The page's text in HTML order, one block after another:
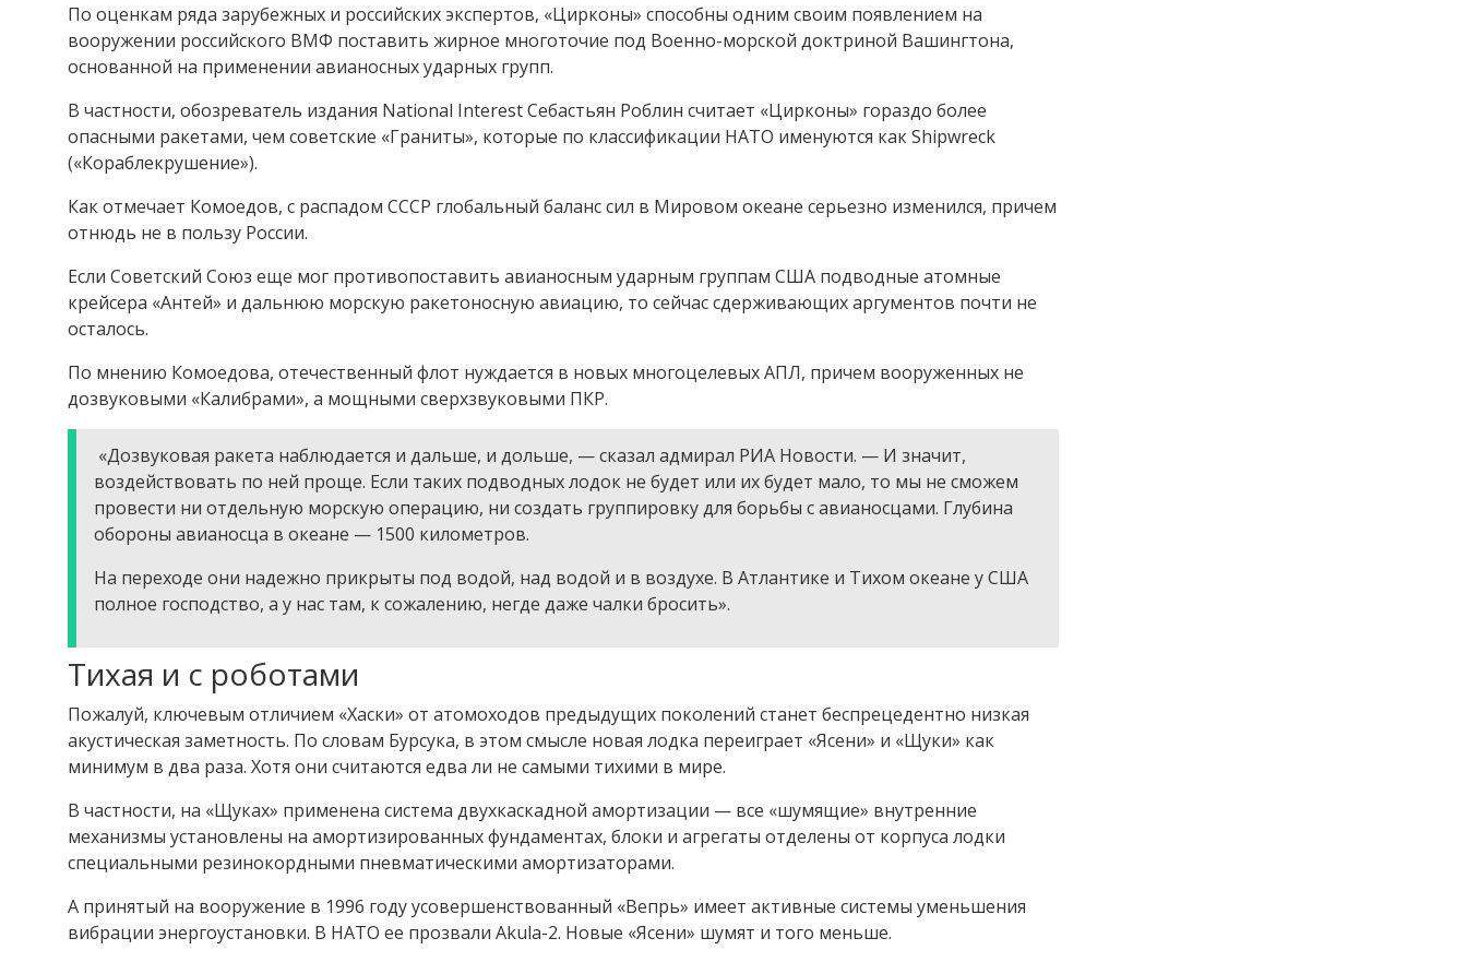
По оценкам ряда зарубежных и российских экспертов, «Цирконы» способны одним своим появлением на
вооружении российского ВМФ поставить жирное многоточие под Военно-морской доктриной Вашингтона,
основанной на применении авианосных ударных групп.
В частности, обозреватель издания National Interest Себастьян Роблин считает «Цирконы» гораздо более
опасными ракетами, чем советские «Граниты», которые по классификации НАТО именуются как Shipwreck
(«Кораблекрушение»).
Как отмечает Комоедов, с распадом СССР глобальный баланс сил в Мировом океане серьезно изменился, причем
отнюдь не в пользу России.
Если Советский Союз еще мог противопоставить авианосным ударным группам США подводные атомные
крейсера «Антей» и дальнюю морскую ракетоносную авиацию, то сейчас сдерживающих аргументов почти не
осталось.
По мнению Комоедова, отечественный флот нуждается в новых многоцелевых АПЛ, причем вооруженных не
дозвуковыми «Калибрами», а мощными сверхзвуковыми ПКР.
«Дозвуковая ракета наблюдается и дальше, и дольше, — сказал адмирал РИА Новости. — И значит,
воздействовать по ней проще. Если таких подводных лодок не будет или их будет мало, то мы не сможем
провести ни отдельную морскую операцию, ни создать группировку для борьбы с авианосцами. Глубина
обороны авианосца в океане — 1500 километров.
На переходе они надежно прикрыты под водой, над водой и в воздухе. В Атлантике и Тихом океане у США
полное господство, а у нас там, к сожалению, негде даже чалки бросить».
Тихая и с роботами
Пожалуй, ключевым отличием «Хаски» от атомоходов предыдущих поколений станет беспрецедентно низкая
акустическая заметность. По словам Бурсука, в этом смысле новая лодка переиграет «Ясени» и «Щуки» как
минимум в два раза. Хотя они считаются едва ли не самыми тихими в мире.
В частности, на «Щуках» применена система двухкаскадной амортизации — все «шумящие» внутренние
механизмы установлены на амортизированных фундаментах, блоки и агрегаты отделены от корпуса лодки
специальными резинокордными пневматическими амортизаторами.
А принятый на вооружение в 1996 году усовершенствованный «Вепрь» имеет активные системы уменьшения
вибрации энергоустановки. В НАТО ее прозвали Akula-2. Новые «Ясени» шумят и того меньше.